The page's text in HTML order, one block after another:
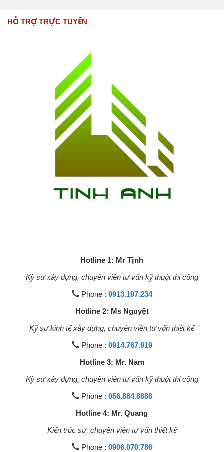
HỖ TRỢ TRỰC TUYẾN
Hotline 1: Mr Tịnh
Kỹ sư xây dựng, chuyên viên tư vấn kỹ thuật thi công
Phone : 0913.197.234
Hotline 2: Ms Nguyệt
Kỹ sư kinh tế xây dựng, chuyên viên tư vấn thiết kế
Phone : 0914.767.919
Hotline 3: Mr. Nam
Kỹ sư xây dựng, chuyên viên tư vấn kỹ thuật thi công
Phone : 056.884.8888
Hotline 4: Mr. Quang
Kiến trúc sư, chuyên viên tư vấn thiết kế
Phone : 0906.070.786